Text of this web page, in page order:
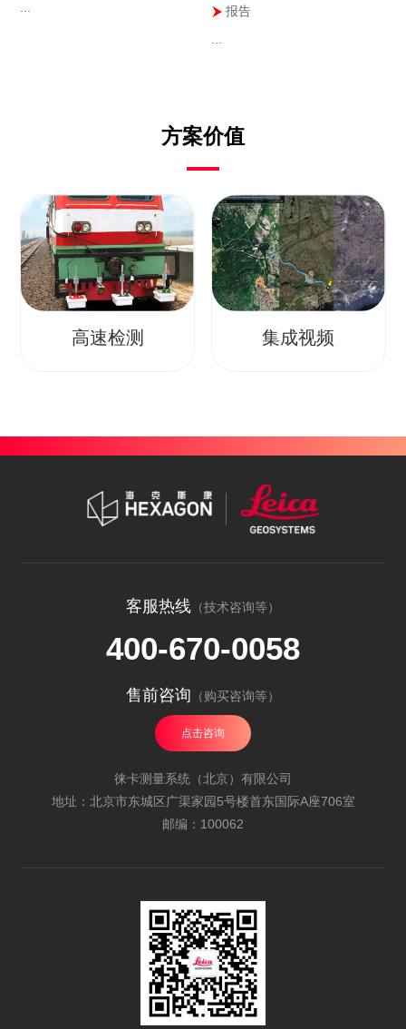
报告
方案价值
高速检测 集成视频
客服热线 （技术咨询等）
400-670-0058
售前咨询 （购买咨询等）
点击咨询
徕卡测量系统（北京）有限公司
地址：北京市东城区广渠家园5号楼首东国际A座706室
邮编：100062